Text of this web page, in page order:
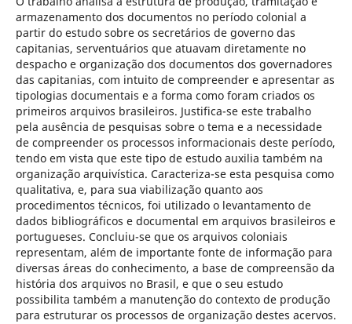
armazenamento dos documentos no período colonial a
partir do estudo sobre os secretários de governo das
capitanias, serventuários que atuavam diretamente no
despacho e organização dos documentos dos governadores
das capitanias, com intuito de compreender e apresentar as
tipologias documentais e a forma como foram criados os
primeiros arquivos brasileiros. Justifica-se este trabalho
pela ausência de pesquisas sobre o tema e a necessidade
de compreender os processos informacionais deste período,
tendo em vista que este tipo de estudo auxilia também na
organização arquivística. Caracteriza-se esta pesquisa como
qualitativa, e, para sua viabilização quanto aos
procedimentos técnicos, foi utilizado o levantamento de
dados bibliográficos e documental em arquivos brasileiros e
portugueses. Concluiu-se que os arquivos coloniais
representam, além de importante fonte de informação para
diversas áreas do conhecimento, a base de compreensão da
história dos arquivos no Brasil, e que o seu estudo
possibilita também a manutenção do contexto de produção
para estruturar os processos de organização destes acervos.